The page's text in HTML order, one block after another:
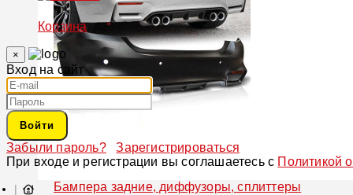
Бампера задние, диффузоры, сплиттеры
Корзина
×
Вход на сайт
Войти
Забыли пароль?
Зарегистрироваться
При входе и регистрации вы соглашаетесь с Политикой